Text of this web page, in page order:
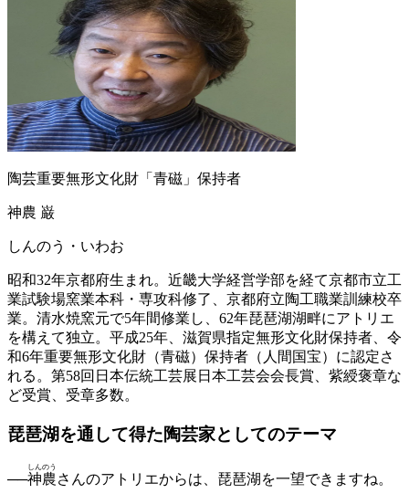
陶芸重要無形文化財「青磁」保持者
神農 巌
しんのう・いわお
昭和32年京都府生まれ。近畿大学経営学部を経て京都市立工
業試験場窯業本科・専攻科修了、京都府立陶工職業訓練校卒
業。清水焼窯元で5年間修業し、62年琵琶湖湖畔にアトリエ
を構えて独立。平成25年、滋賀県指定無形文化財保持者、令
和6年重要無形文化財（青磁）保持者（人間国宝）に認定さ
れる。第58回日本伝統工芸展日本工芸会会長賞、紫綬褒章な
ど受賞、受章多数。
琵琶湖を通して得た陶芸家としてのテーマ
──神農
しんのう
さんのアトリエからは、琵琶湖を一望できますね。